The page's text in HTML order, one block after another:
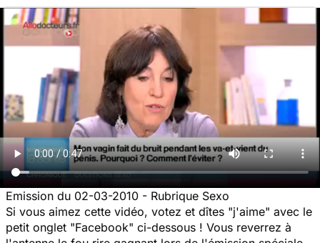
Emission du 02-03-2010 - Rubrique Sexo
Si vous aimez cette vidéo, votez et dîtes "j'aime" avec le
petit onglet "Facebook" ci-dessous ! Vous reverrez à